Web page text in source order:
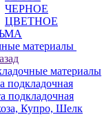
ЧЕРНОЕ
ЦВЕТНОЕ
материалы
материалы
подкладочная
подкладочная
Купро, Шелк